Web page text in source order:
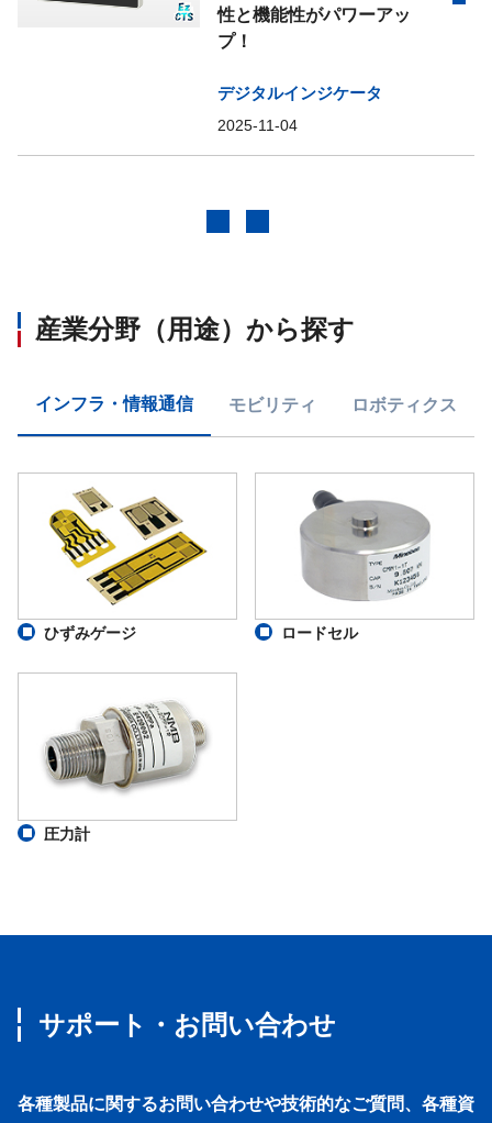
性と機能性がパワーアッ
プ！
デジタルインジケータ
2025-11-04
産業分野（用途）から探す
インフラ・情報通信 モビリティ ロボティクス
ひずみゲージ ロードセル
圧力計
サポート・お問い合わせ
各種製品に関するお問い合わせや技術的なご質問、各種資